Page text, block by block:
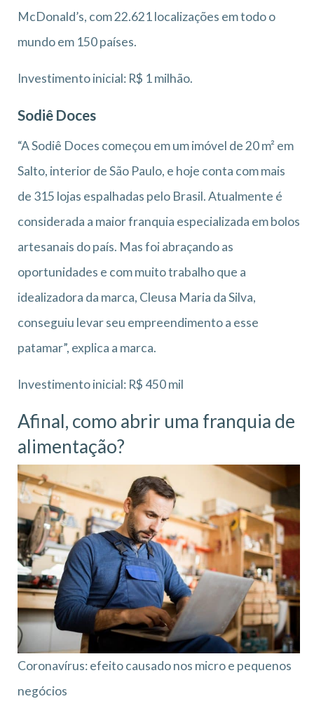
McDonald’s, com 22.621 localizações em todo o
mundo em 150 países.
Investimento inicial: R$ 1 milhão.
Sodiê Doces
“A Sodiê Doces começou em um imóvel de 20 m² em
Salto, interior de São Paulo, e hoje conta com mais
de 315 lojas espalhadas pelo Brasil. Atualmente é
considerada a maior franquia especializada em bolos
artesanais do país. Mas foi abraçando as
oportunidades e com muito trabalho que a
idealizadora da marca, Cleusa Maria da Silva,
conseguiu levar seu empreendimento a esse
patamar”, explica a marca.
Investimento inicial: R$ 450 mil
Afinal, como abrir uma franquia de
alimentação?
Coronavírus: efeito causado nos micro e pequenos
negócios